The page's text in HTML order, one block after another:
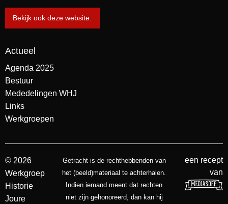
Bekijk ook deze website.
Actueel
Agenda 2025
Bestuur
Mededelingen WHJ
Links
Werkgroepen
© 2026
Werkgroep
Historie
Joure
Getracht is de rechthebbenden van
het (beeld)materiaal te achterhalen.
Indien iemand meent dat rechten
niet zijn gehonoreerd, dan kan hij
een recept
van